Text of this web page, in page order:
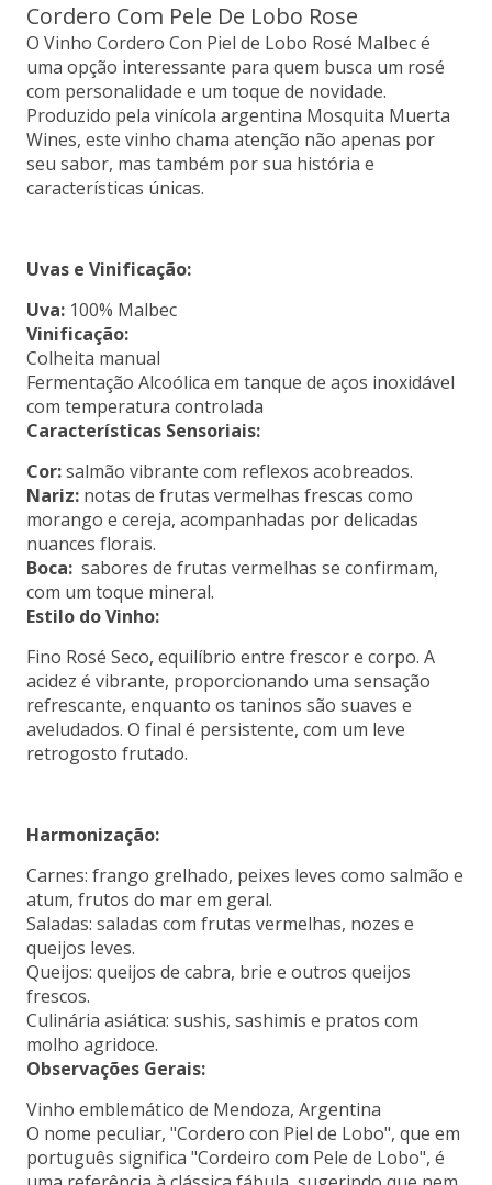
Cordero Com Pele De Lobo Rose
O Vinho Cordero Con Piel de Lobo Rosé Malbec é
uma opção interessante para quem busca um rosé
com personalidade e um toque de novidade.
Produzido pela vinícola argentina Mosquita Muerta
Wines, este vinho chama atenção não apenas por
seu sabor, mas também por sua história e
características únicas.
Uvas e Vinificação:
Uva: 100% Malbec
Vinificação:
Colheita manual
Fermentação Alcoólica em tanque de aços inoxidável
com temperatura controlada
Características Sensoriais:
Cor:salmão vibrante com reflexos acobreados.
Nariz: notas de frutas vermelhas frescas como
morango e cereja, acompanhadas por delicadas
nuances florais.
Boca: sabores de frutas vermelhas se confirmam,
com um toque mineral.
Estilo do Vinho:
Fino Rosé Seco, equilíbrio entre frescor e corpo. A
acidez é vibrante, proporcionando uma sensação
refrescante, enquanto os taninos são suaves e
aveludados. O final é persistente, com um leve
retrogosto frutado.
Harmonização:
Carnes: frango grelhado, peixes leves como salmão e
atum, frutos do mar em geral.
Saladas: saladas com frutas vermelhas, nozes e
queijos leves.
Queijos: queijos de cabra, brie e outros queijos
frescos.
Culinária asiática: sushis, sashimis e pratos com
molho agridoce.
Observações Gerais:
Vinho emblemático de Mendoza, Argentina
O nome peculiar, "Cordero con Piel de Lobo", que em
português significa "Cordeiro com Pele de Lobo", é